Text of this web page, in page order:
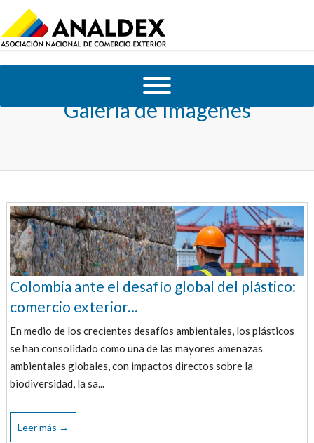
Galeria de Imagenes
Colombia ante el desafío global del plástico:
comercio exterior...
En medio de los crecientes desafíos ambientales, los plásticos
se han consolidado como una de las mayores amenazas
ambientales globales, con impactos directos sobre la
biodiversidad, la sa...
Leer más →